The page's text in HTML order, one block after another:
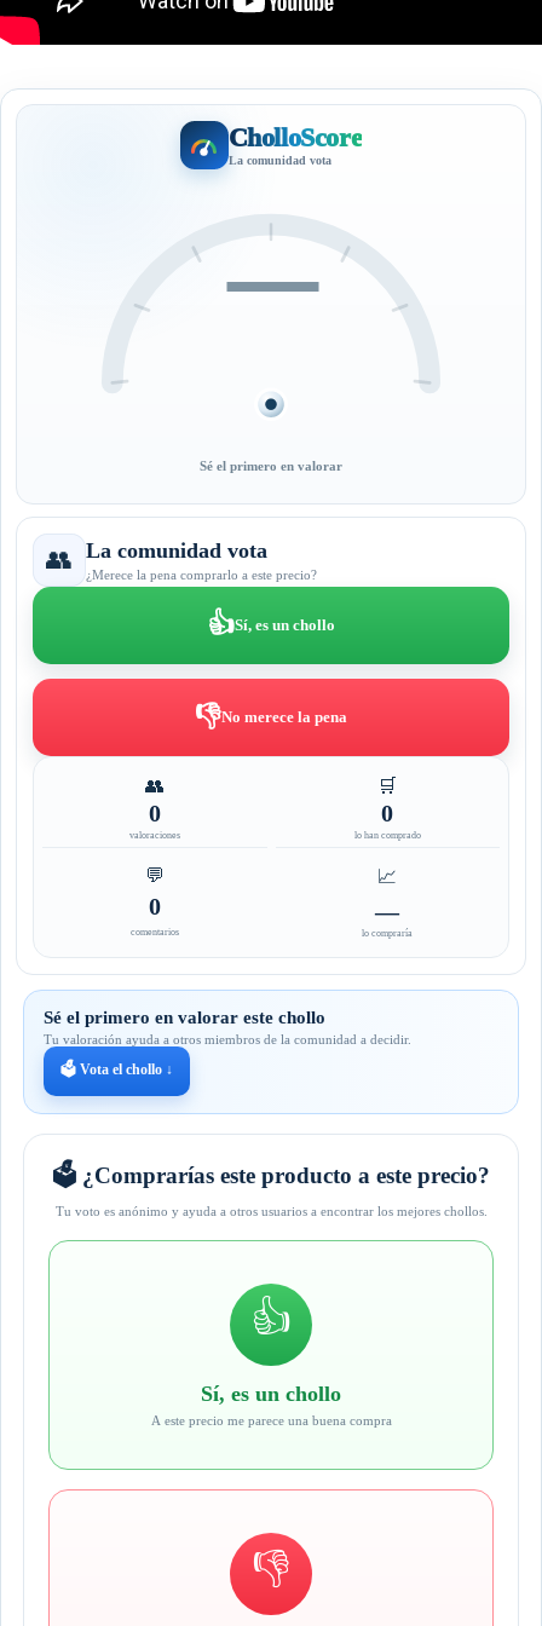
CholloScore
La comunidad vota
—
Sé el primero en valorar
👥 La comunidad vota
¿Merece la pena comprarlo a este precio?
👍Sí, es un chollo
👎No merece la pena
👥
0
valoraciones
🛒
0
lo han comprado
💬
0
comentarios
📈
—
lo compraría
Sé el primero en valorar este chollo
Tu valoración ayuda a otros miembros de la comunidad a decidir.
🗳️ Vota el chollo ↓
🗳️ ¿Comprarías este producto a este precio?
Tu voto es anónimo y ayuda a otros usuarios a encontrar los mejores chollos.
👍
Sí, es un chollo
A este precio me parece una buena compra
👎